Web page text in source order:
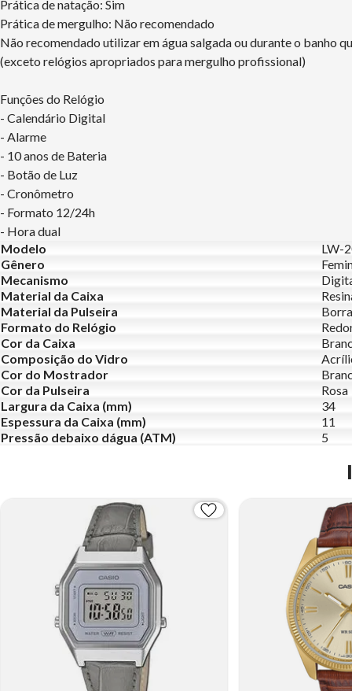
Prática de natação: Sim
Prática de mergulho: Não recomendado
Não recomendado utilizar em água salgada ou durante o banho
(exceto relógios apropriados para mergulho profissional)
Funções do Relógio
- Calendário Digital
- Alarme
- 10 anos de Bateria
- Botão de Luz
- Cronômetro
- Formato 12/24h
- Hora dual
Modelo
LW-
Gênero
Mecanismo
Material da Caixa
Material da Pulseira
Formato do Relógio
Cor da Caixa
Composição do Vidro
Cor do Mostrador
Cor da Pulseira
Rosa
Largura da Caixa (mm)
34
Espessura da Caixa (mm)
11
Pressão debaixo dágua (ATM)
5